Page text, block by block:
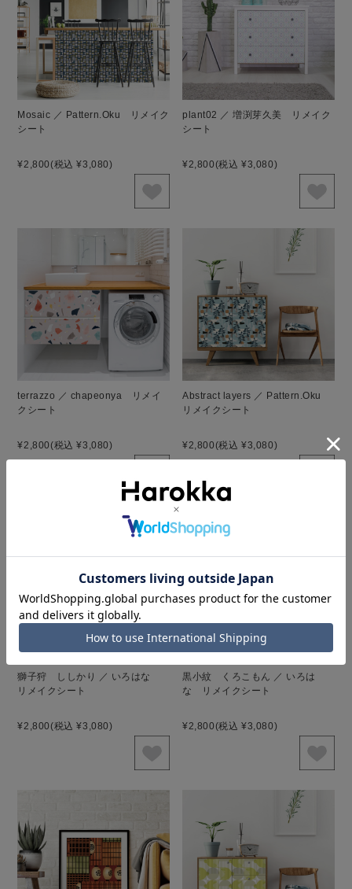
Mosaic ／ Pattern.Oku リメイク
シート
¥2,800(税込 ¥3,080)
plant02 ／ 増渕芽久美 リメイク
シート
¥2,800(税込 ¥3,080)
terrazzo ／ chapeonya リメイ
クシート
¥2,800(税込 ¥3,080)
Abstract layers ／ Pattern.Oku
リメイクシート
¥2,800(税込 ¥3,080)
獅子狩 ししかり ／ いろはな
リメイクシート
¥2,800(税込 ¥3,080)
黒小紋 くろこもん ／ いろは
な リメイクシート
¥2,800(税込 ¥3,080)